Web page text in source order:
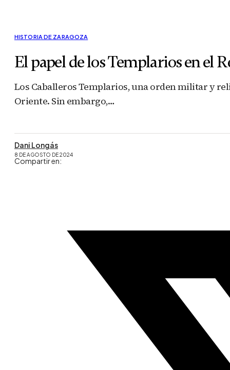
HISTORIA DE ZARAGOZA
El papel de los Templarios en el
Los Caballeros Templarios, una orden militar y
Oriente. Sin embargo,…
Dani Longás
8 DE AGOSTO DE 2024
Compartir en: